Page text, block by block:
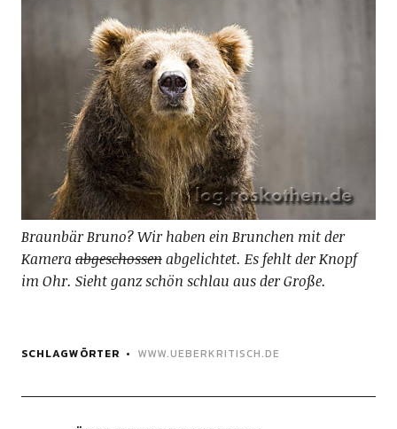
Braunbär Bruno? Wir haben ein Brunchen mit der
Kameraabgeschossenabgelichtet. Es fehlt der Knopf
im Ohr. Sieht ganz schön schlau aus der Große.
SCHLAGWÖRTER WWW.UEBERKRITISCH.DE